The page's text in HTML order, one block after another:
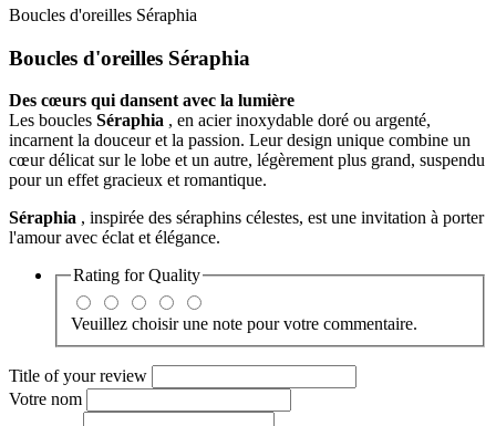
Boucles d'oreilles Séraphia
Boucles d'oreilles Séraphia
Des cœurs qui dansent avec la lumière
Les boucles Séraphia , en acier inoxydable doré ou argenté,
incarnent la douceur et la passion. Leur design unique combine un
cœur délicat sur le lobe et un autre, légèrement plus grand, suspendu
pour un effet gracieux et romantique.
Séraphia , inspirée des séraphins célestes, est une invitation à porter
l'amour avec éclat et élégance.
Rating forQuality
Veuillez choisir une note pour votre commentaire.
Title of your review
Votre nom